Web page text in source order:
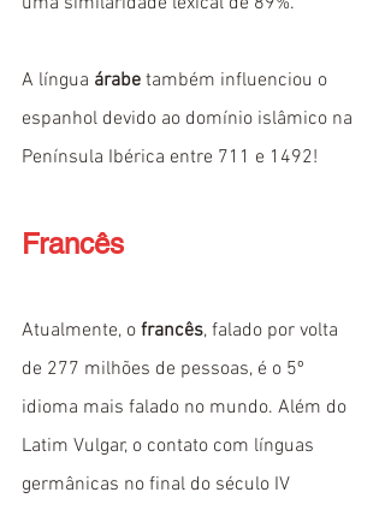
A língua árabe também influenciou o
espanhol devido ao domínio islâmico na
Península Ibérica entre 711 e 1492!
Francês
Atualmente, o francês, falado por volta
de 277 milhões de pessoas, é o 5º
idioma mais falado no mundo. Além do
Latim Vulgar, o contato com línguas
germânicas no final do século IV